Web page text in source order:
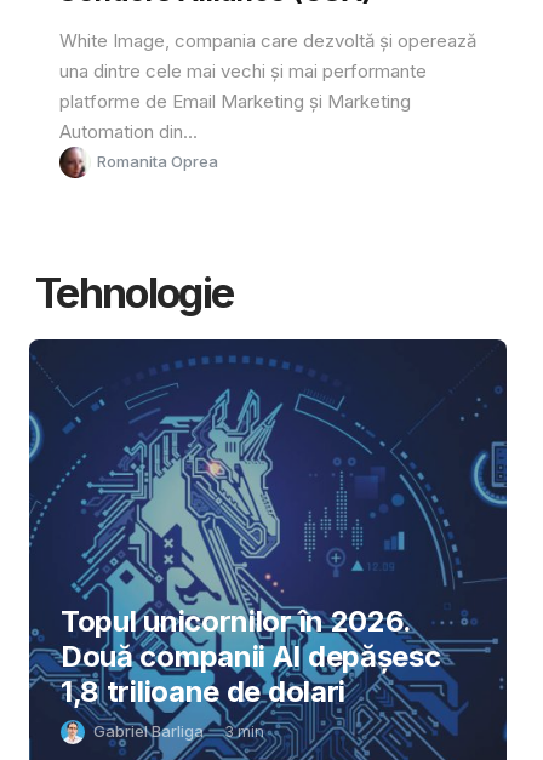
White Image, compania care dezvoltă și operează
una dintre cele mai vechi și mai performante
platforme de Email Marketing și Marketing
Automation din...
Romanita Oprea
Tehnologie
Topul unicornilor în 2026.
Două companii AI depășesc
1,8 trilioane de dolari
Gabriel Barliga 3min